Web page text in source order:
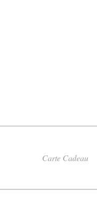
Carte Cadeau